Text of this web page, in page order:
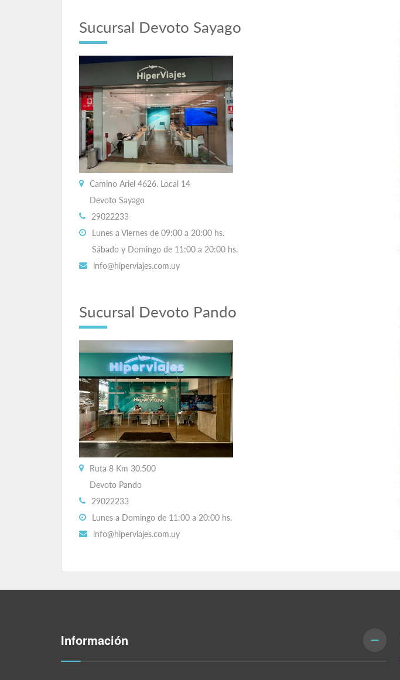
Sucursal Devoto Sayago
Camino Ariel 4626. Local 14
Devoto Sayago
29022233
Lunes a Viernes de 09:00 a 20:00 hs.
Sábado y Domingo de 11:00 a 20:00 hs.
info@hiperviajes.com.uy
Sucursal Devoto Pando
Ruta 8 Km 30.500
Devoto Pando
29022233
Lunes a Domingo de 11:00 a 20:00 hs.
info@hiperviajes.com.uy
Información